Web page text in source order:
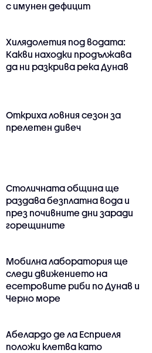
с имунен дефицит
Хилядолетия под водата:
Какви находки продължава
да ни разкрива река Дунав
Откриха ловния сезон за
прелетен дивеч
Столичната община ще
раздава безплатна вода и
през почивните дни заради
горещините
Мобилна лаборатория ще
следи движението на
есетровите риби по Дунав и
Черно море
Абелардо де ла Есприеля
положи клетва като